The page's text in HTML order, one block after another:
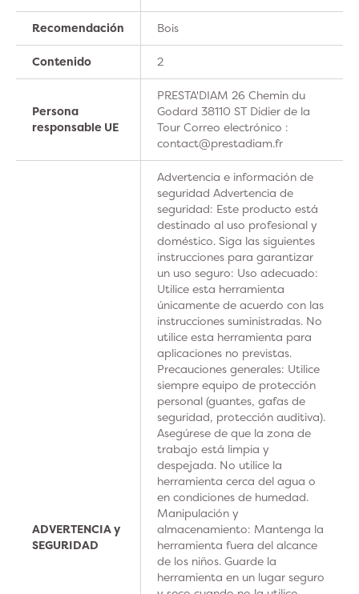
Recomendación Bois
Contenido 2
Persona
responsable UE
PRESTA'DIAM 26 Chemin du
Godard 38110 ST Didier de la
Tour Correo electrónico :
contact@prestadiam.fr
ADVERTENCIA y
SEGURIDAD
Advertencia e información de
seguridad Advertencia de
seguridad: Este producto está
destinado al uso profesional y
doméstico. Siga las siguientes
instrucciones para garantizar
un uso seguro: Uso adecuado:
Utilice esta herramienta
únicamente de acuerdo con las
instrucciones suministradas. No
utilice esta herramienta para
aplicaciones no previstas.
Precauciones generales: Utilice
siempre equipo de protección
personal (guantes, gafas de
seguridad, protección auditiva).
Asegúrese de que la zona de
trabajo está limpia y
despejada. No utilice la
herramienta cerca del agua o
en condiciones de humedad.
Manipulación y
almacenamiento: Mantenga la
herramienta fuera del alcance
de los niños. Guarde la
herramienta en un lugar seguro